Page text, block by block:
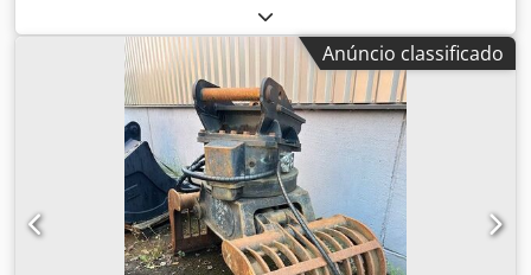
não serão respondidos WhatsApp Máquina alemã Pronta
para uso Pronta para circular Largura = 4 m / Altura da
cabine 3,75 m Dkedpfowt Ip Tex Afaer "SUJEITO A ERROS,
ERROS DE ESCRITA E VENDA INTERMEDIÁRIA"
Anúncio classificado